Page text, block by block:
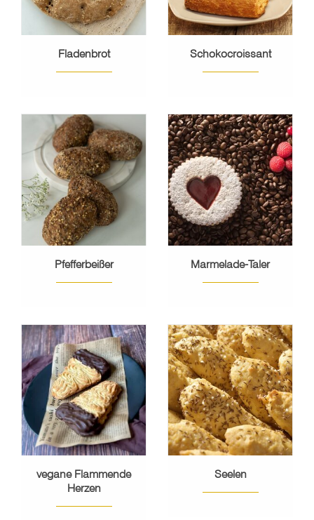
Fladenbrot Schokocroissant
Pfefferbeißer Marmelade-Taler
vegane Flammende
Herzen
Seelen